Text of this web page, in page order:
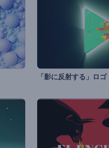
「影に反射する」ロゴ